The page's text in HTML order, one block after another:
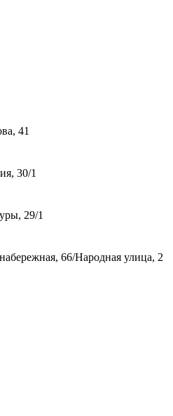
41
30/1
29/1
66/Народная улица, 2